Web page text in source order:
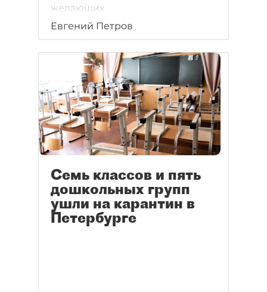
желающих.
Евгений Петров
Семь классов и пять
дошкольных групп
ушли на карантин в
Петербурге